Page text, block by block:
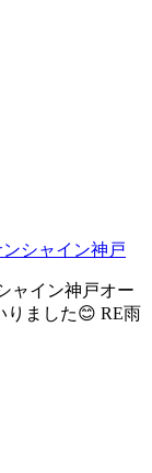
ンシャイン神戸
ャイン神戸オー
りました😊 RE雨